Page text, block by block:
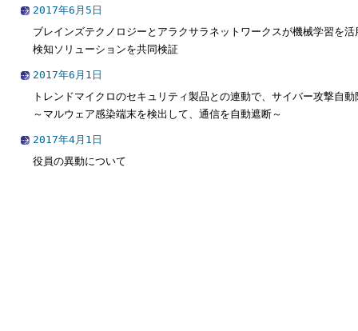
2017年6月5日
ブレインズテクノロジーとアラクサラネットワークスが機械学習を
検知ソリューションを共同検証
2017年6月1日
トレンドマイクロのセキュリティ製品との連動で、サイバー攻撃自
～マルウェア感染端末を検出して、通信を自動遮断～
2017年4月1日
役員の異動について